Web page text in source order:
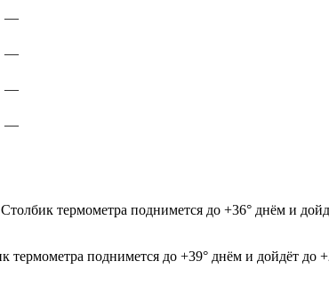
—
—
—
—
термометра поднимется до +36° днём и
термометра поднимется до +39° днём и дойдёт